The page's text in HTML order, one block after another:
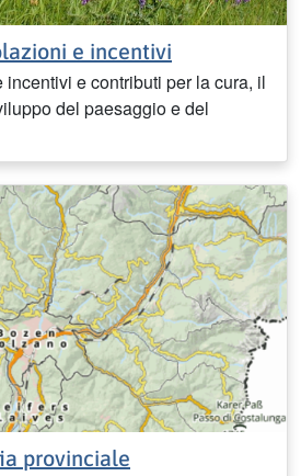
e incentivi
e contributi per la cura, il
del paesaggio e del
provinciale